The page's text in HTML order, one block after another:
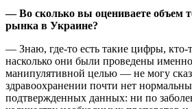
— Во сколько вы оцениваете объем
рынка в Украине?
— Знаю, где-то есть такие цифры, кто-
насколько они были проведены
манипулятивной целью — не могу
здравоохранении почти нет
подтвержденных данных: ни по